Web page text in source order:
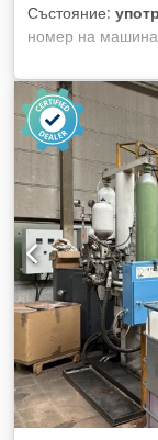
Състояние:
номер на
робот за
през 1997 г.,
073005700,
автоматизирано
охладителна
лентов
използван като
Tj Teck